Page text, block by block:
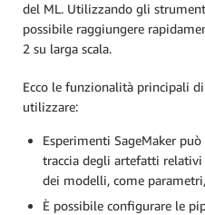
del ML. Utilizzando gli
possibile raggiungere
2 su larga scala.
Ecco le funzionalità principali
utilizzare:
Esperimenti SageMaker
traccia degli artefatti
dei modelli, come
È possibile configurare le